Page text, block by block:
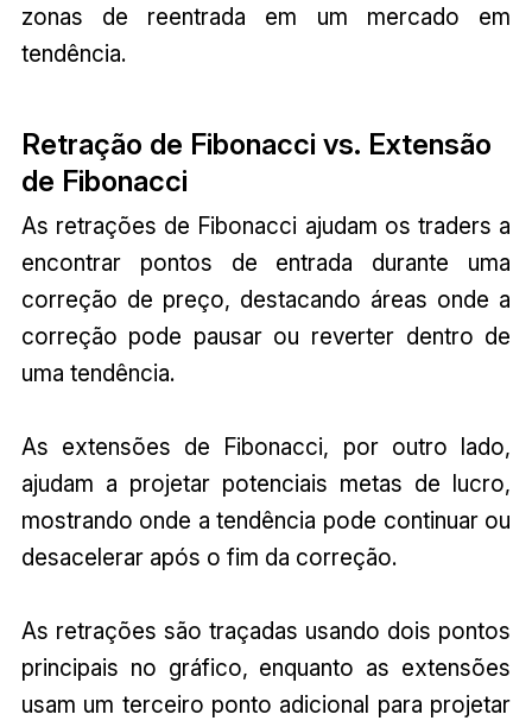
zonas de reentrada em um mercado em
tendência.
Retração de Fibonacci vs. Extensão
de Fibonacci
As retrações de Fibonacci ajudam os traders a
encontrar pontos de entrada durante uma
correção de preço, destacando áreas onde a
correção pode pausar ou reverter dentro de
uma tendência.
As extensões de Fibonacci, por outro lado,
ajudam a projetar potenciais metas de lucro,
mostrando onde a tendência pode continuar ou
desacelerar após o fim da correção.
As retrações são traçadas usando dois pontos
principais no gráfico, enquanto as extensões
usam um terceiro ponto adicional para projetar